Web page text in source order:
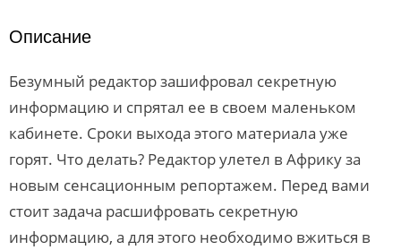
Описание
Безумный редактор зашифровал секретную
информацию и спрятал ее в своем маленьком
кабинете. Сроки выхода этого материала уже
горят. Что делать? Редактор улетел в Африку за
новым сенсационным репортажем. Перед вами
стоит задача расшифровать секретную
информацию, а для этого необходимо вжиться в